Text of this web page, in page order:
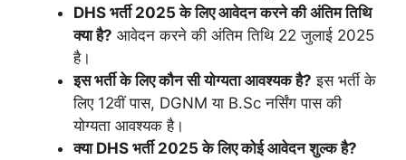
DHS भर्ती 2025 के लिए आवेदन करने की अंतिम तिथि
क्या है? आवेदन करने की अंतिम तिथि 22 जुलाई 2025
है।
इस भर्ती के लिए कौन सी योग्यता आवश्यक है? इस भर्ती के
लिए 12वीं पास, DGNM या B.Sc नर्सिंग पास की
योग्यता आवश्यक है।
क्या DHS भर्ती 2025 के लिए कोई आवेदन शुल्क है?